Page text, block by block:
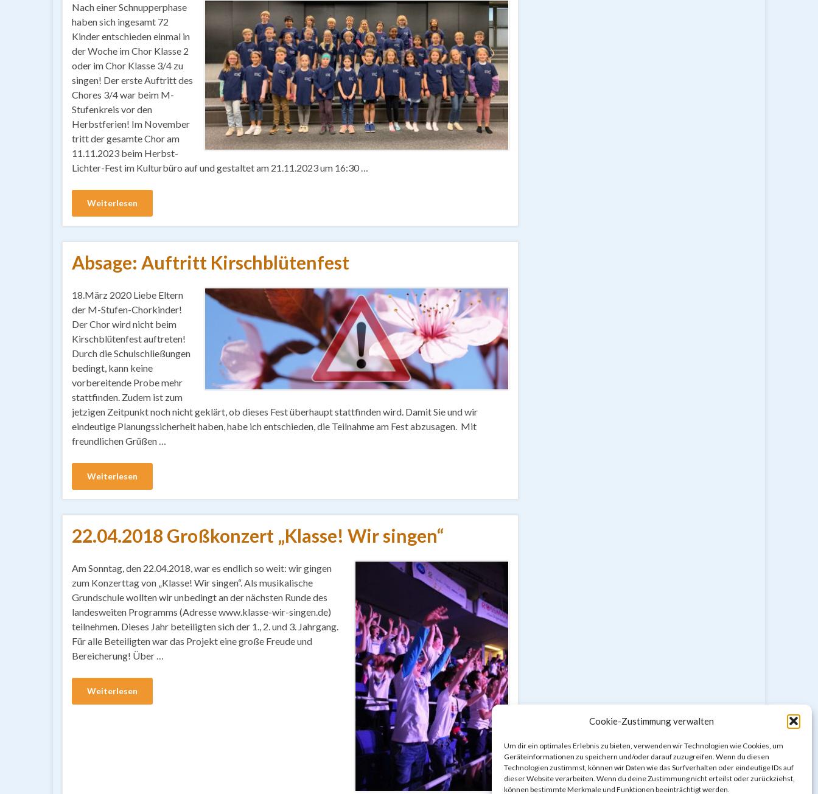
Cookie-Zustimmung verwalten
Um dir ein optimales Erlebnis zu bieten, verwenden wir Technologien wie Cookies, um
Geräteinformationen zu speichern und/oder darauf zuzugreifen. Wenn du diesen
Technologien zustimmst, können wir Daten wie das Surfverhalten oder eindeutige IDs auf
dieser Website verarbeiten. Wenn du deine Zustimmung nicht erteilst oder zurückziehst,
können bestimmte Merkmale und Funktionen beeinträchtigt werden.
Nach einer Schnupperphase
haben sich ingesamt 72
Kinder entschieden einmal in
der Woche im Chor Klasse 2
oder im Chor Klasse 3/4 zu
singen! Der erste Auftritt des
Chores 3/4 war beim M-
Stufenkreis vor den
Herbstferien! Im November
tritt der gesamte Chor am
11.11.2023 beim Herbst-
Lichter-Fest im Kulturbüro auf und gestaltet am 21.11.2023 um 16:30 …
Weiterlesen
Absage: Auftritt Kirschblütenfest
18.März 2020 Liebe Eltern
der M-Stufen-Chorkinder!
Der Chor wird nicht beim
Kirschblütenfest auftreten!
Durch die Schulschließungen
bedingt, kann keine
vorbereitende Probe mehr
stattfinden. Zudem ist zum
jetzigen Zeitpunkt noch nicht geklärt, ob dieses Fest überhaupt stattfinden wird. Damit Sie und wir
eindeutige Planungssicherheit haben, habe ich entschieden, die Teilnahme am Fest abzusagen. Mit
freundlichen Grüßen …
Weiterlesen
22.04.2018 Großkonzert „Klasse! Wir singen“
Am Sonntag, den 22.04.2018, war es endlich so weit: wir gingen
zum Konzerttag von „Klasse! Wir singen“. Als musikalische
Grundschule wollten wir unbedingt an der nächsten Runde des
landesweiten Programms (Adresse www.klasse-wir-singen.de)
teilnehmen. Dieses Jahr beteiligten sich der 1., 2. und 3. Jahrgang.
Für alle Beteiligten war das Projekt eine große Freude und
Bereicherung! Über …
Weiterlesen